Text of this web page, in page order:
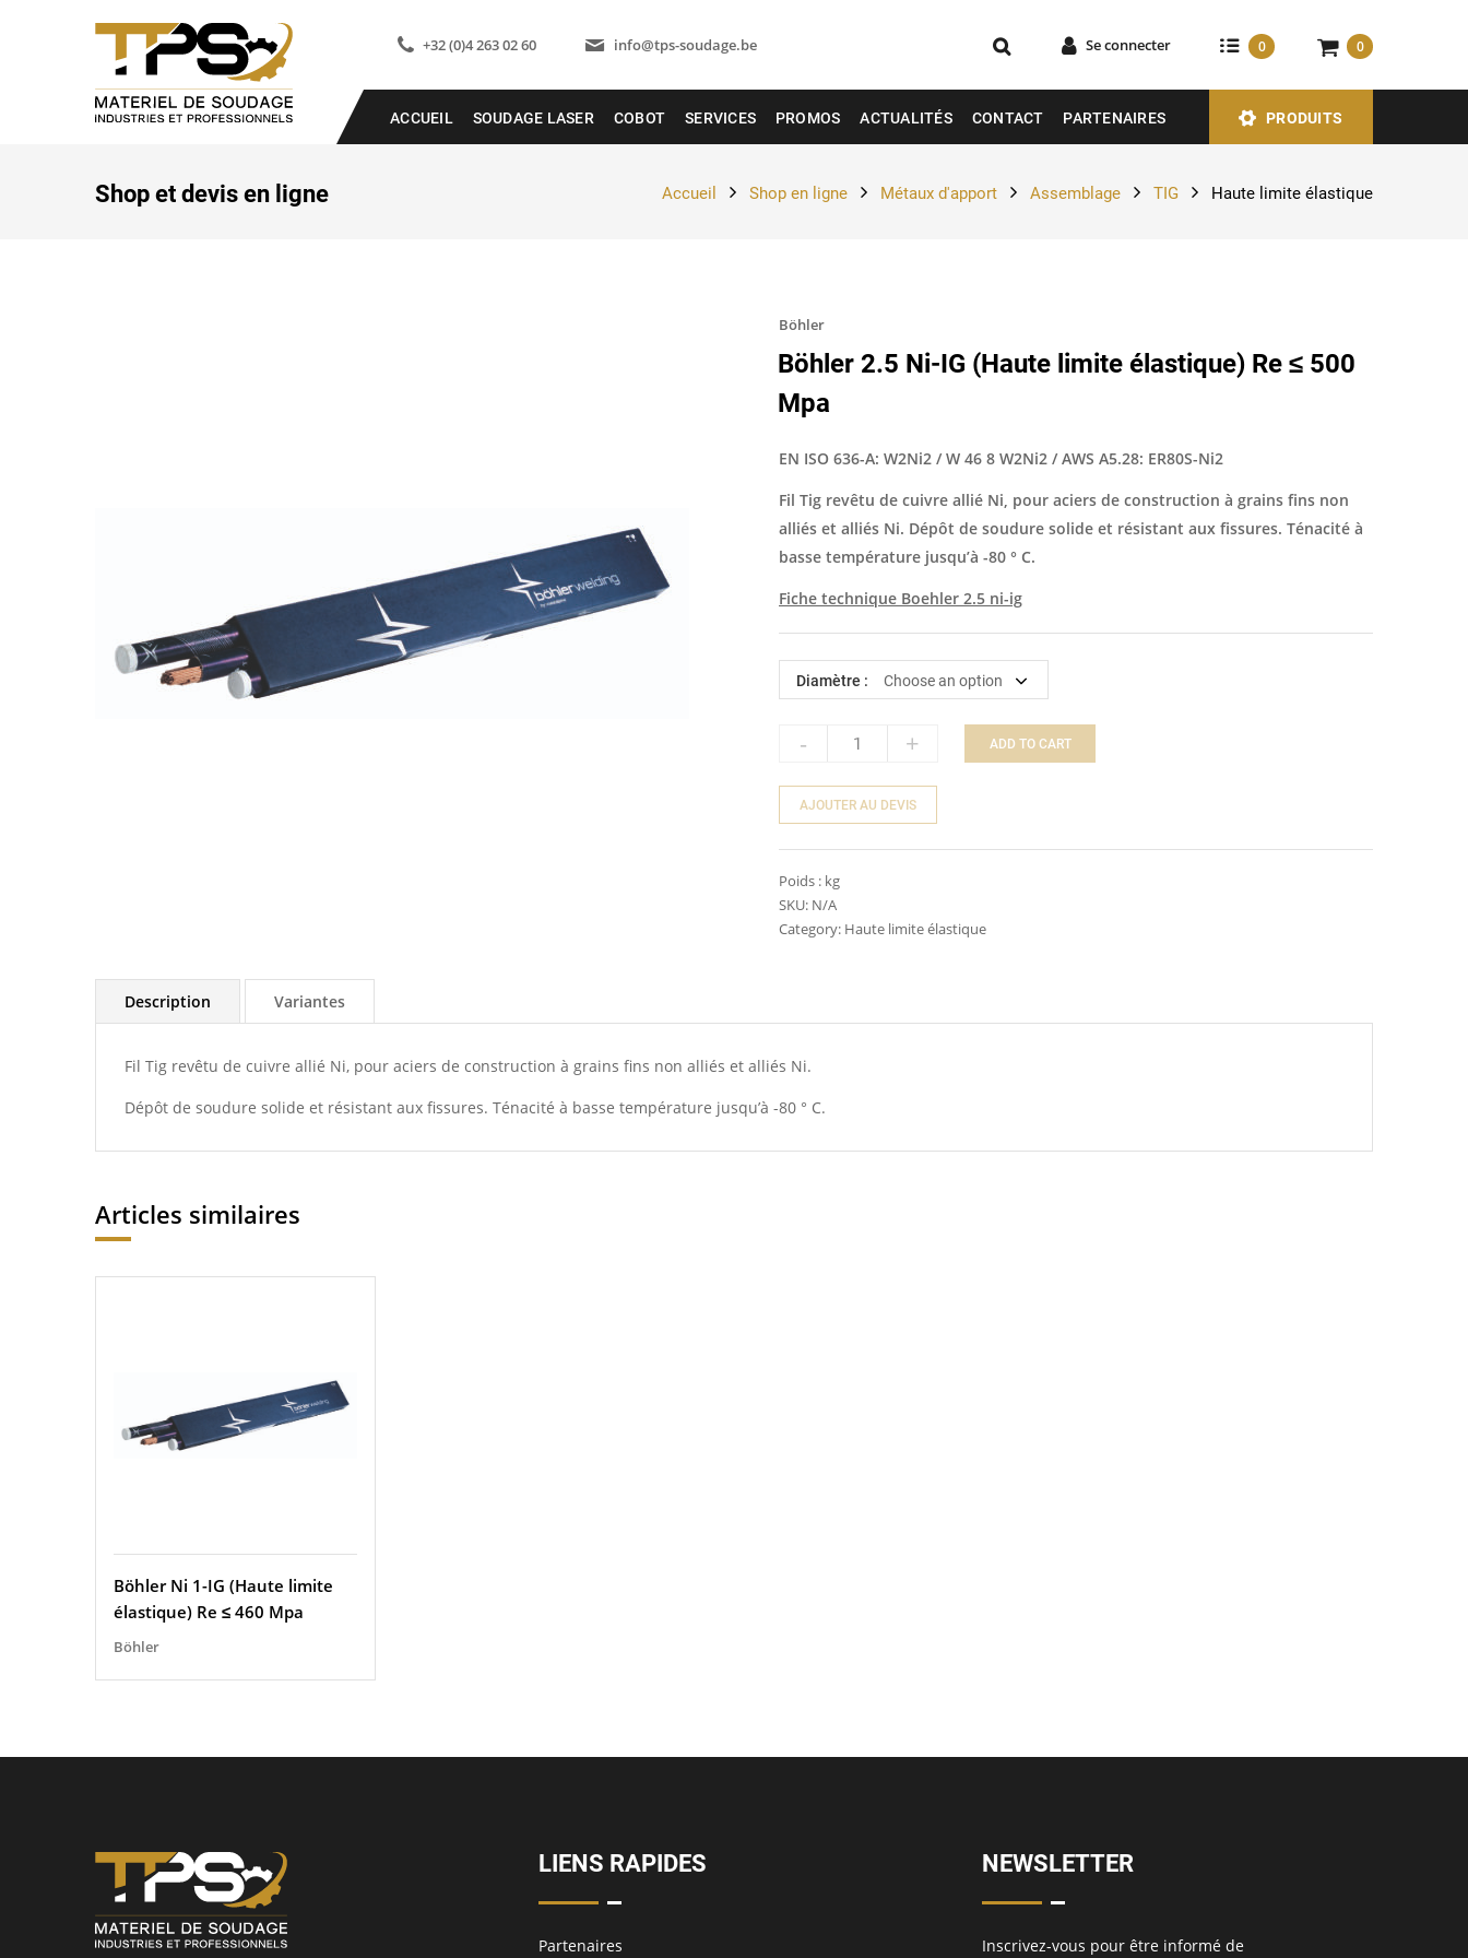
+32 (0)4 263 02 60 info@tps-soudage.be Se connecter 0 0
ACCUEIL SOUDAGE LASER COBOT SERVICES PROMOS ACTUALITÉS CONTACT PARTENAIRES PRODUITS
Shop et devis en ligne Accueil Shop en ligne Métaux d'apport Assemblage TIG Haute limite élastique
Böhler
Böhler 2.5 Ni-IG (Haute limite élastique) Re ≤ 500
Mpa
EN ISO 636-A: W2Ni2 / W 46 8 W2Ni2 / AWS A5.28: ER80S-Ni2
Fil Tig revêtu de cuivre allié Ni, pour aciers de construction à grains fins non
alliés et alliés Ni. Dépôt de soudure solide et résistant aux fissures. Ténacité à
basse température jusqu’à -80 ° C.
Fiche technique Boehler 2.5 ni-ig
Diamètre :
- + ADD TO CART
AJOUTER AU DEVIS
Poids : kg
SKU: N/A
Category: Haute limite élastique
Description Variantes
Fil Tig revêtu de cuivre allié Ni, pour aciers de construction à grains fins non alliés et alliés Ni.
Dépôt de soudure solide et résistant aux fissures. Ténacité à basse température jusqu’à -80 ° C.
Articles similaires
Böhler Ni 1-IG (Haute limite
élastique) Re ≤ 460 Mpa
Böhler
LIENS RAPIDES
Partenaires
NEWSLETTER
Inscrivez-vous pour être informé de